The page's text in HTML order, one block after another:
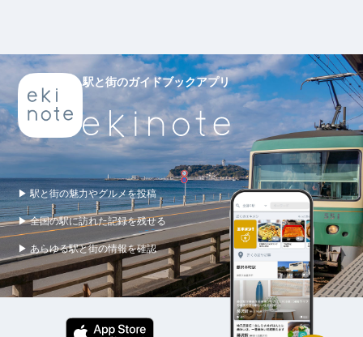
駅と街のガイドブックアプリ
▶ 駅と街の魅力やグルメを投稿
▶ 全国の駅に訪れた記録を残せる
▶ あらゆる駅と街の情報を確認